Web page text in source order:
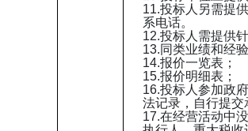
11.投标人另需提
系电话。
12.投标人需提供
13.同类业绩和经
14.报价一览表；
15.报价明细表；
16.投标人参加政
法记录，自行提交
17.在经营活动中